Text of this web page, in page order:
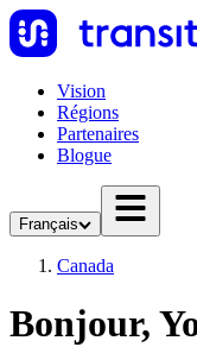
Vision
Régions
Partenaires
Blogue
Français
Canada
Bonjour,